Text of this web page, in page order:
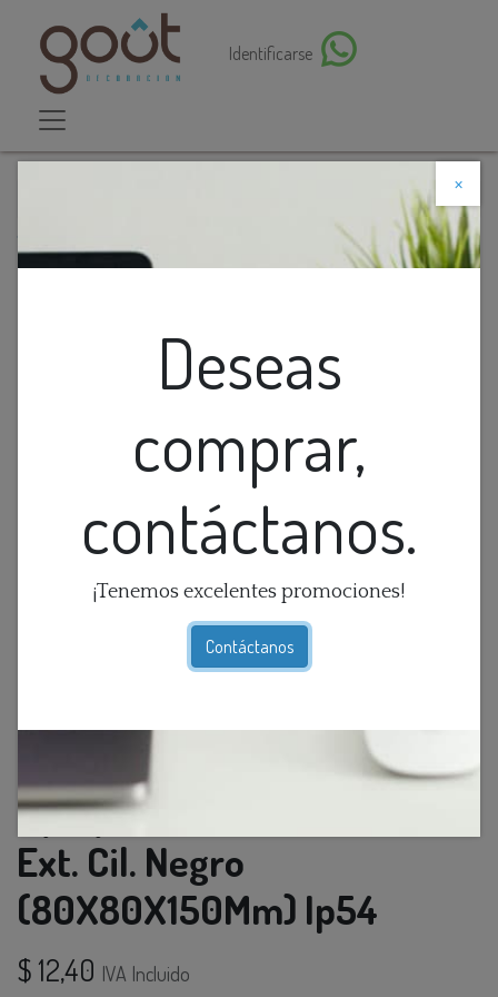
Identificarse
×
Deseas
comprar,
contáctanos.
¡Tenemos excelentes promociones!
Contáctanos
Descuento web
Aplique Pared 2L Gu10 Bid. Ext. Cil. Negro
Aplique Pared 2L Gu10 Bid.
Ext. Cil. Negro
(80X80X150Mm) Ip54
$ 12,40 IVA Incluido